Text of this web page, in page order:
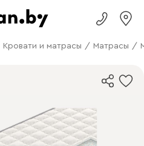
Кровати и матрасы / Матрасы /